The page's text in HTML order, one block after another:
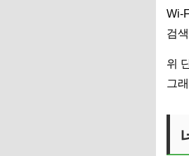
Wi-
검
위
그